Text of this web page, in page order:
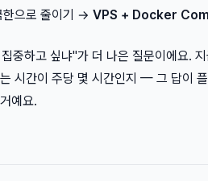
한으로 줄이기 → VPS + Docker
중하고 싶냐"가 더 나은 질문이에요.
시간이 주당 몇 시간인지 — 그 답이
예요.